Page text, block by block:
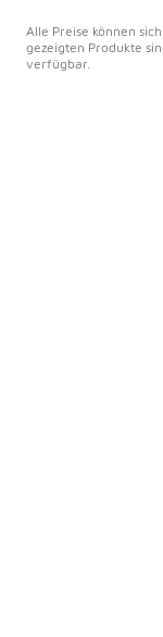
Alle Preise können
gezeigten Produkte
verfügbar.